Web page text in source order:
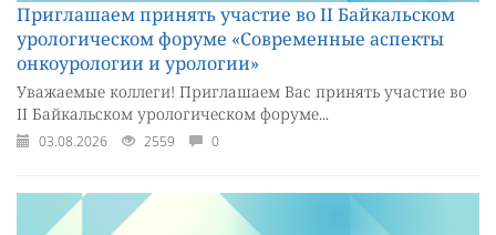
Приглашаем принять участие во II Байкальском
урологическом форуме «Современные аспекты
онкоурологии и урологии»
Уважаемые коллеги! Приглашаем Вас принять участие во
II Байкальском урологическом форуме...
03.08.2026 2559 0